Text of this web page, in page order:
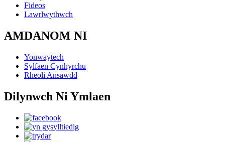
Fideos
Lawrlwythwch
AMDANOM NI
Yonwaytech
Sylfaen Cynhyrchu
Rheoli Ansawdd
Dilynwch Ni Ymlaen